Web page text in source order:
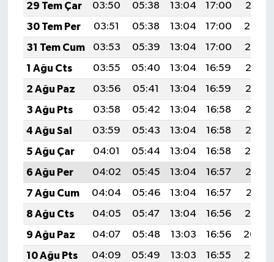
29 Tem Çar
03:50 05:38 13:04 17:00
20:21
30 Tem Per
03:51 05:38 13:04 17:00
20:20
31 Tem Cum
03:53 05:39 13:04 17:00
20:19
1 Ağu Cts
03:55 05:40 13:04 16:59
20:18
2 Ağu Paz
03:56 05:41 13:04 16:59
20:17
3 Ağu Pts
03:58 05:42 13:04 16:58
20:16
4 Ağu Sal
03:59 05:43 13:04 16:58
20:15
5 Ağu Çar
04:01 05:44 13:04 16:58
20:14
6 Ağu Per
04:02 05:45 13:04 16:57
20:12
7 Ağu Cum
04:04 05:46 13:04 16:57
20:11
8 Ağu Cts
04:05 05:47 13:04 16:56
20:10
9 Ağu Paz
04:07 05:48 13:03 16:56
20:09
10 Ağu Pts
04:09 05:49 13:03 16:55
20:07